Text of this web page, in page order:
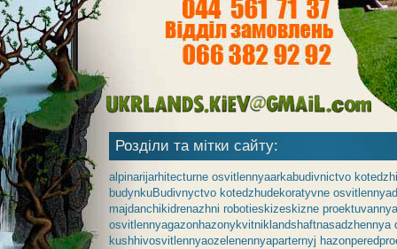
Розділи та мітки сайту:
alpinarijarhitecturne osvitlennyaarkabudivnictvo
budynkuBudivnyctvo kotedzhudekoratyvne osvitlennya
majdanchikidrenazhni robotieskizeskizne proektuvannya
osvitlennyagazonhazonykvitnik landshaftnasadzhennya
kushhivosvitlennyaozelenennyaparternyj hazon